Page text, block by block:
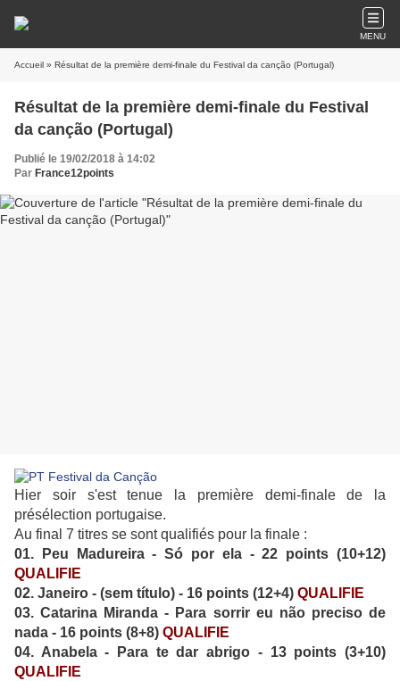
MENU
Accueil » Résultat de la première demi-finale du Festival da canção (Portugal)
Résultat de la première demi-finale du Festival
da canção (Portugal)
Publié le 19/02/2018 à 14:02
Par France12points
Hier soir s'est tenue la première demi-finale de la
présélection portugaise.
Au final 7 titres se sont qualifiés pour la finale :
01. Peu Madureira - Só por ela - 22 points (10+12)
QUALIFIE
02. Janeiro - (sem título) - 16 points (12+4) QUALIFIE
03. Catarina Miranda - Para sorrir eu não preciso de
nada - 16 points (8+8) QUALIFIE
04. Anabela - Para te dar abrigo - 13 points (3+10)
QUALIFIE